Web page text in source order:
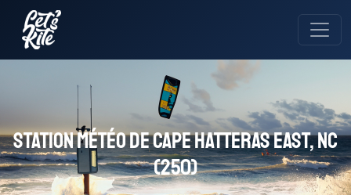
Station météo de Cape Hatteras East, NC
(250)